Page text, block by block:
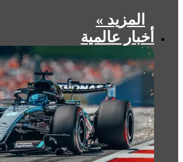
المزيد »
أخبار عالمية